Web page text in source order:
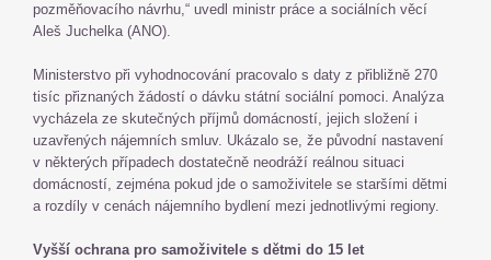
pozměňovacího návrhu,“ uvedl ministr práce a sociálních věcí
Aleš Juchelka (ANO).
Ministerstvo při vyhodnocování pracovalo s daty z přibližně 270
tisíc přiznaných žádostí o dávku státní sociální pomoci. Analýza
vycházela ze skutečných příjmů domácností, jejich složení i
uzavřených nájemních smluv. Ukázalo se, že původní nastavení
v některých případech dostatečně neodráží reálnou situaci
domácností, zejména pokud jde o samoživitele se staršími dětmi
a rozdíly v cenách nájemního bydlení mezi jednotlivými regiony.
Vyšší ochrana pro samoživitele s dětmi do 15 let